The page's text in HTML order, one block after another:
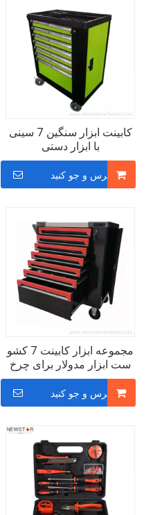
کابینت ابزار سنگین 7 سینی
با ابزار دستی
پرس و جو کنید
مجموعه ابزار کابینت 7 کشو
ست ابزار مدولار برای چرخ
دستی ابزار سیار
پرس و جو کنید